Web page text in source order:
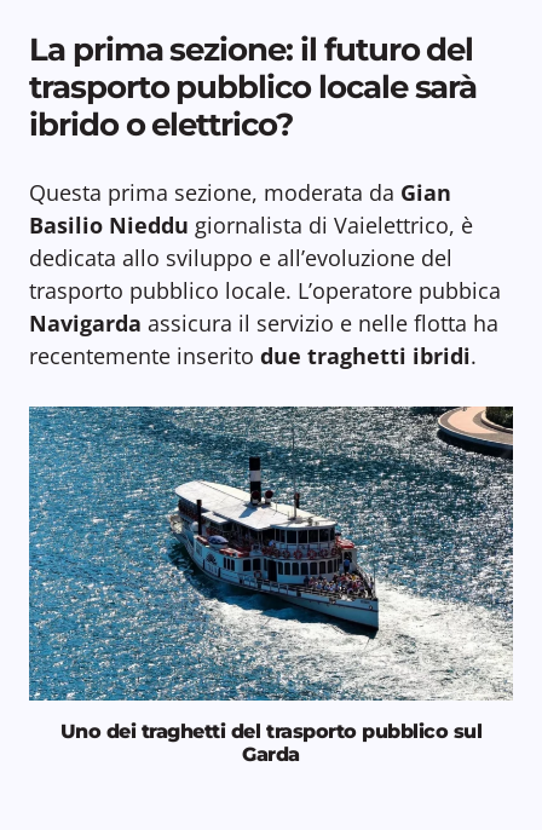
La prima sezione: il futuro del
trasporto pubblico locale sarà
ibrido o elettrico?
Questa prima sezione, moderata da Gian
Basilio Nieddu giornalista di Vaielettrico, è
dedicata allo sviluppo e all’evoluzione del
trasporto pubblico locale. L’operatore pubbica
Navigarda assicura il servizio e nelle flotta ha
recentemente inserito due traghetti ibridi.
Uno dei traghetti del trasporto pubblico sul
Garda